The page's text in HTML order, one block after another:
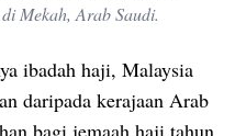
Mekah, Arab Saudi.
ibadah haji, Malaysia
daripada kerajaan Arab
bagi jemaah haji tahun